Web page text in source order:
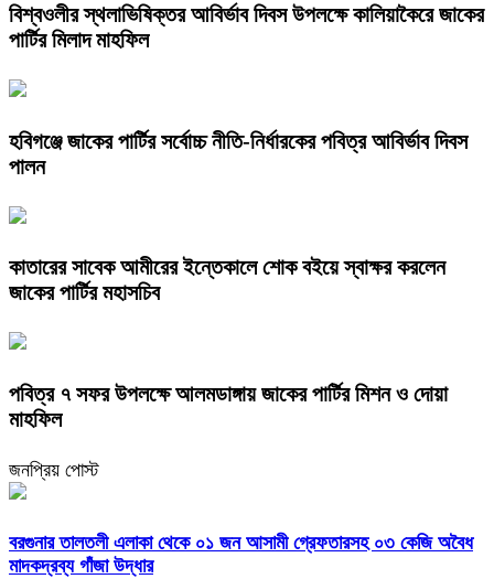
বিশ্বওলীর স্থলাভিষিক্তর আবির্ভাব দিবস উপলক্ষে কালিয়াকৈরে জাকের
পার্টির মিলাদ মাহফিল
হবিগঞ্জে জাকের পার্টির সর্বোচ্চ নীতি-নির্ধারকের পবিত্র আবির্ভাব দিবস
পালন
কাতারের সাবেক আমীরের ইন্তেকালে শোক বইয়ে স্বাক্ষর করলেন
জাকের পার্টির মহাসচিব
পবিত্র ৭ সফর উপলক্ষে আলমডাঙ্গায় জাকের পার্টির মিশন ও দোয়া
মাহফিল
জনপ্রিয় পোস্ট
বরগুনার তালতলী এলাকা থেকে ০১ জন আসামী গ্রেফতারসহ ০৩ কেজি অবৈধ
মাদকদ্রব্য গাঁজা উদ্ধার